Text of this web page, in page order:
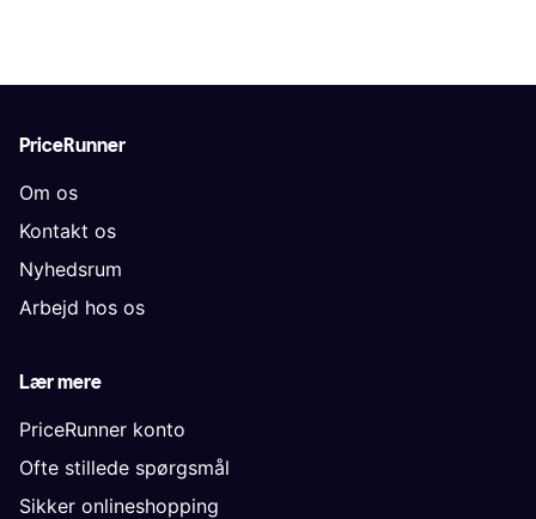
PriceRunner
Om os
Kontakt os
Nyhedsrum
Arbejd hos os
Lær mere
PriceRunner konto
Ofte stillede spørgsmål
Sikker onlineshopping